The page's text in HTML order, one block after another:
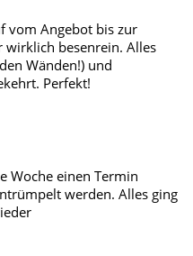
vom Angebot bis zur
besenrein. Alles
Wänden!) und
Perfekt!
Woche einen Termin
werden. Alles ging